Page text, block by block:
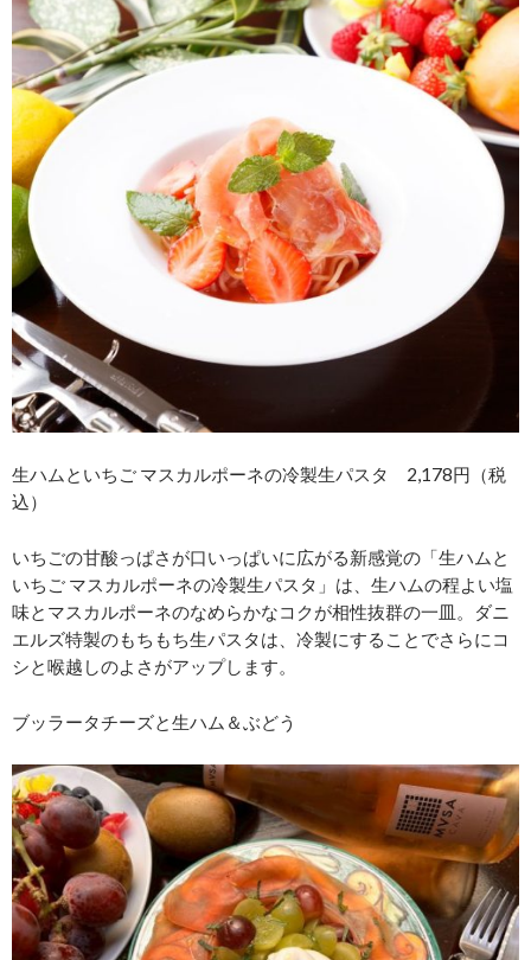
生ハムといちご マスカルポーネの冷製生パスタ 2,178円（税
込）
いちごの甘酸っぱさが口いっぱいに広がる新感覚の「生ハムと
いちご マスカルポーネの冷製生パスタ」は、生ハムの程よい塩
味とマスカルポーネのなめらかなコクが相性抜群の一皿。ダニ
エルズ特製のもちもち生パスタは、冷製にすることでさらにコ
シと喉越しのよさがアップします。
ブッラータチーズと生ハム＆ぶどう